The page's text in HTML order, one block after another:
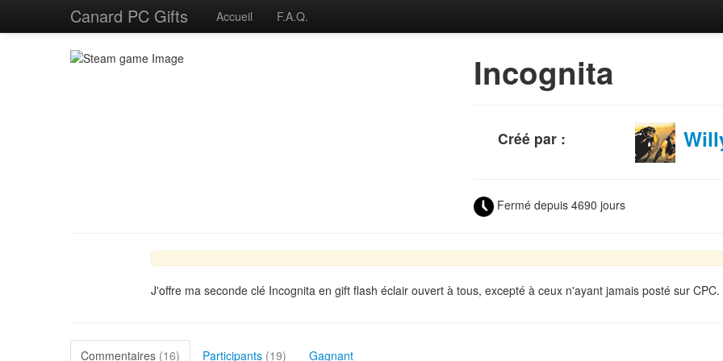
Canard PC Gifts Accueil F.A.Q.
Incognita
Créé par :
Fermé depuis 4690 jours
J'offre ma seconde clé Incognita en gift flash éclair ouvert à tous, excepté à ceux n'ayant jamais posté sur CPC.
Commentaires (16) Participants (19) Gagnant